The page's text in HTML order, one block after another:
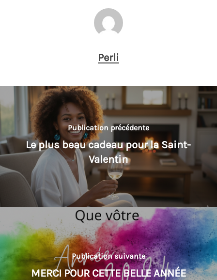
Perli
Publication précédente
Le plus beau cadeau pour la Saint-
Valentin
Publication suivante
MERCI POUR CETTE BELLE ANNÉE